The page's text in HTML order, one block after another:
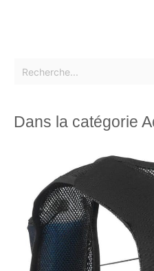
Dans la catégorie